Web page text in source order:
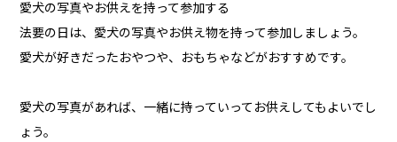
愛犬の写真やお供えを持って参加する
法要の日は、愛犬の写真やお供え物を持って参加しましょう。
愛犬が好きだったおやつや、おもちゃなどがおすすめです。
愛犬の写真があれば、一緒に持っていってお供えしてもよいでし
ょう。